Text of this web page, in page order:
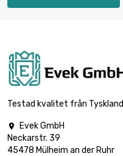
Testad kvalitet från Tyskland

Evek GmbH
Neckarstr. 39
45478 Mülheim an der Ruhr